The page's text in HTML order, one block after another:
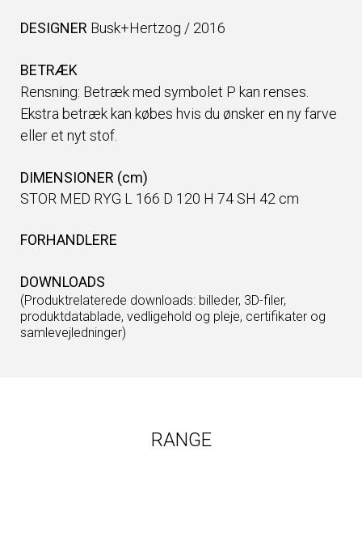
DESIGNER Busk+Hertzog / 2016
BETRÆK
Rensning: Betræk med symbolet P kan renses.
Ekstra betræk kan købes hvis du ønsker en ny farve
eller et nyt stof.
DIMENSIONER (cm)
STOR MED RYG L 166 D 120 H 74 SH 42 cm
FORHANDLERE
DOWNLOADS
(Produktrelaterede downloads: billeder, 3D-filer,
produktdatablade, vedligehold og pleje, certifikater og
samlevejledninger)
RANGE